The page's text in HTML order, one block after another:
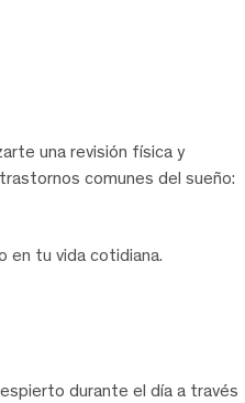
una revisión física y
comunes del sueño:
en tu vida cotidiana.
durante el día a través